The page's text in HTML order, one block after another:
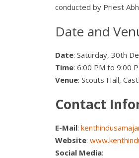
conducted by Priest
Date and
Date: Saturday, 30th
Time: 6:00 PM to 9:00
Venue: Scouts Hall,
Contact
E-Mail:
Website:
Social Media: